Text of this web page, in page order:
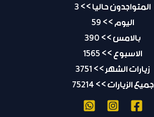
المتواجدون حاليا >> 3
اليوم >> 59
بالامس >> 390
الاسبوع >> 1565
زيارات الشهر >> 3751
جميع الزيارات >> 75214